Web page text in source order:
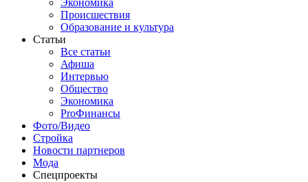
Происшествия
Образование и культура
Статьи
Все статьи
Афиша
Интервью
Общество
Экономика
ProФинансы
Фото/Видео
Стройка
Новости партнеров
Мода
Спецпроекты